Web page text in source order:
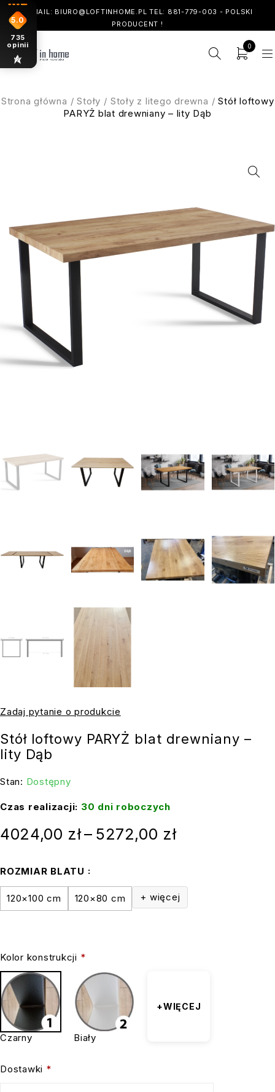
! EMAIL: BIURO@LOFTINHOME.PL TEL: 881-779-003 - POLSKI
PRODUCENT !
0
Strona główna / Stoły / Stoły z litego drewna / Stół loftowy
PARYŻ blat drewniany – lity Dąb
Zadaj pytanie o produkcie
Stół loftowy PARYŻ blat drewniany –
lity Dąb
Stan: Dostępny
Czas realizacji: 30 dni roboczych
4024,00 zł– 5272,00 zł
ROZMIAR BLATU
120×100 cm 120×80 cm + więcej
Kolor konstrukcji *
Czarny Biały
+WIĘCEJ
Dostawki *
5.0
735
opinii